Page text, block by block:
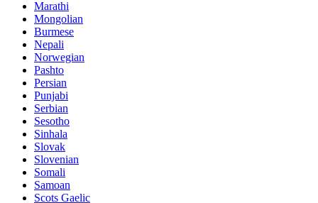
Marathi
Mongolian
Burmese
Nepali
Norwegian
Pashto
Persian
Punjabi
Serbian
Sesotho
Sinhala
Slovak
Slovenian
Somali
Samoan
Scots Gaelic